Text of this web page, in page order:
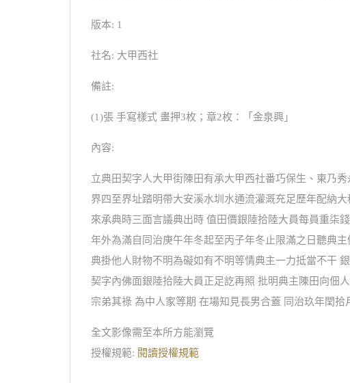
版本: 1
社名: 大甲西社
備註:
(1)張 手寫樣式 畫押3枚；章2枚：「金泉興」
內容:
立典田契字人大甲街陳田有承大甲西社番巧保生、東乃
界四至界址踏明帶大安溪水圳水通流灌溉充足歷年配納
來承典時三面言議典出時 值田價銀陸拾陸大員每員重柒
年外為滿自同治庚午年冬起至丙子年冬止限滿之日聽典
典掛他人財物不明為礙如有不明等情典主一力抵當不干
契字內佛面銀陸拾陸大員正足訖再照 批明典主陳田向佃
宗弟其祿 為中人家等期 在場知見長男合蓋 同治玖年閏拾
全文影像需至本所方能瀏覽
授權規範: 閱讀授權規範